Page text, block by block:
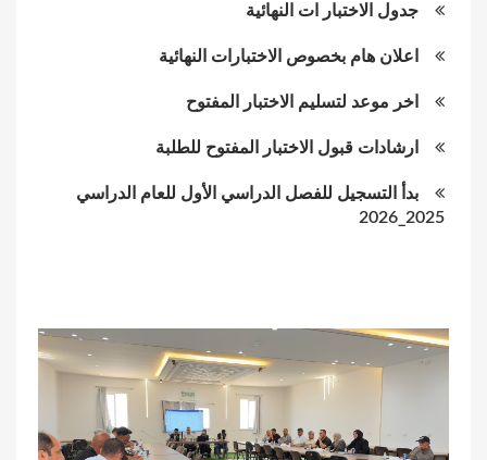
جدول الاختبار ات النهائية
اعلان هام بخصوص الاختبارات النهائية
اخر موعد لتسليم الاختبار المفتوح
ارشادات قبول الاختبار المفتوح للطلبة
بدأ التسجيل للفصل الدراسي الأول للعام الدراسي
2025_2026